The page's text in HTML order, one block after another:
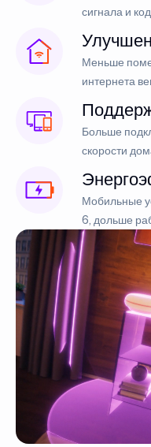
сигнала и
Меньше
интернета
Больше
скорости
Мобильные
6, дольше